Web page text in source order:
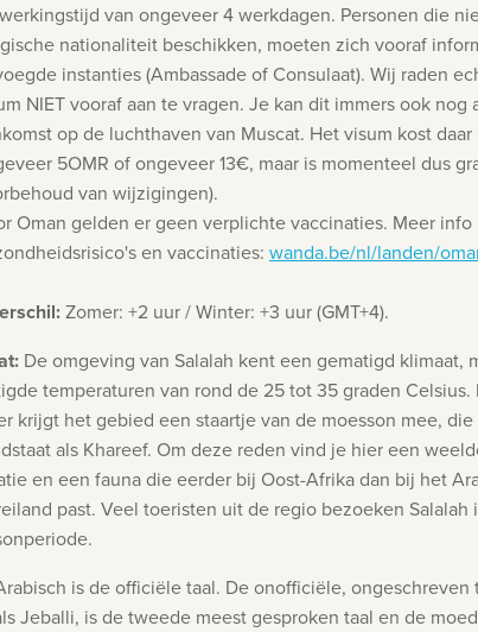
van ongeveer 4 werkdagen. Personen die
nationaliteit beschikken, moeten zich vooraf
instanties (Ambassade of Consulaat). Wij raden
NIET vooraf aan te vragen. Je kan dit immers ook nog
op de luchthaven van Muscat. Het visum kost
5OMR of ongeveer 13€, maar is momenteel dus
van wijzigingen).
Oman gelden er geen verplichte vaccinaties. Meer
en vaccinaties: wanda.be/nl/landen/
:Zomer: +2 uur / Winter: +3 uur (GMT+4).
: De omgeving van Salalah kent een gematigd klimaat,
temperaturen van rond de 25 tot 35 graden Celsius.
krijgt het gebied een staartje van de moesson mee,
als Khareef. Om deze reden vind je hier een
en een fauna die eerder bij Oost-Afrika dan bij het
past. Veel toeristen uit de regio bezoeken Salalah
is de officiële taal. De onofficiële, ongeschreven
Jeballi, is de tweede meest gesproken taal en de